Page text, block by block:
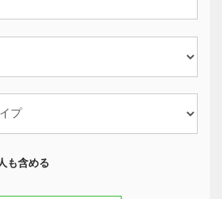
も含める